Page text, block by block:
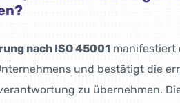
nach ISO 45001 manifestiert
und bestätigt die
zu übernehmen.